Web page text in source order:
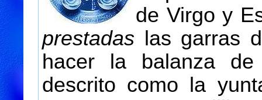
de Virgo y
prestadas las garras
hacer la balanza
descrito como la